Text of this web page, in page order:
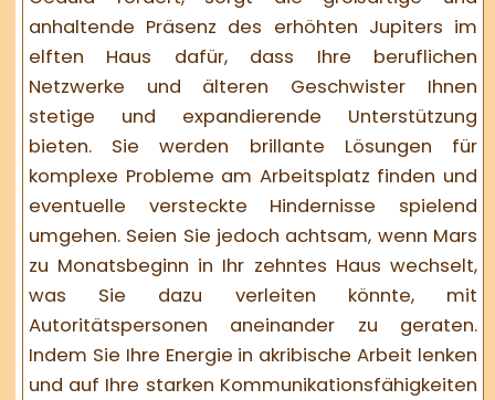
anhaltende Präsenz des erhöhten Jupiters im
elften Haus dafür, dass Ihre beruflichen
Netzwerke und älteren Geschwister Ihnen
stetige und expandierende Unterstützung
bieten. Sie werden brillante Lösungen für
komplexe Probleme am Arbeitsplatz finden und
eventuelle versteckte Hindernisse spielend
umgehen. Seien Sie jedoch achtsam, wenn Mars
zu Monatsbeginn in Ihr zehntes Haus wechselt,
was Sie dazu verleiten könnte, mit
Autoritätspersonen aneinander zu geraten.
Indem Sie Ihre Energie in akribische Arbeit lenken
und auf Ihre starken Kommunikationsfähigkeiten